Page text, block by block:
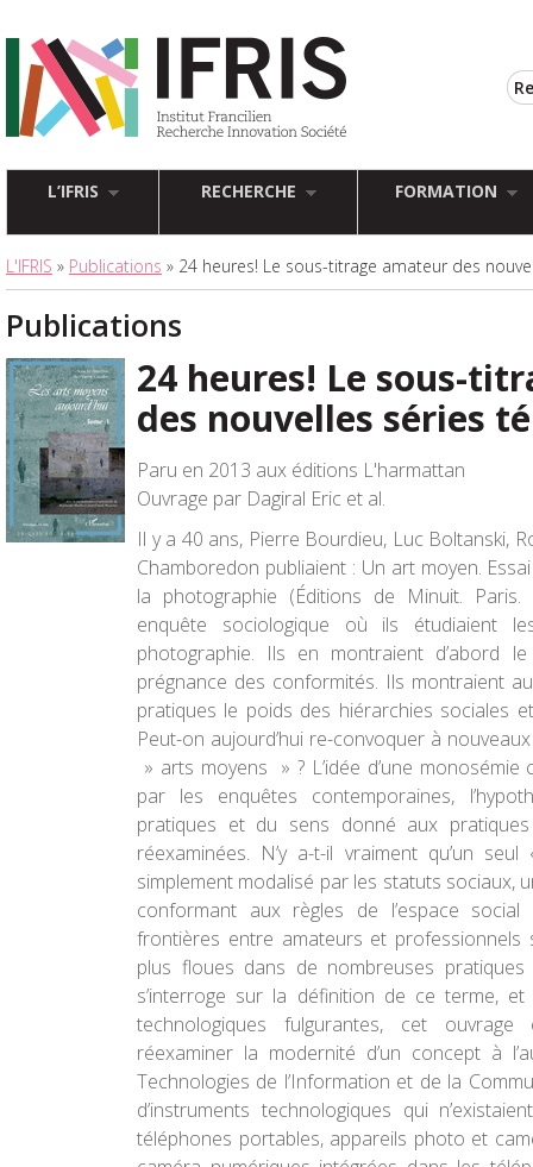
L’IFRIS RECHERCHE FORMATION
L'IFRIS » Publications » 24 heures! Le sous-titrage amateur des
Publications
24 heures! Le sous-
des nouvelles séries
Paru en 2013 aux éditions L'harmattan
Ouvrage par Dagiral Eric et al.
Il y a 40 ans, Pierre Bourdieu, Luc Boltanski,
Chamboredon publiaient : Un art moyen.
la photographie (Éditions de Minuit. Paris.
enquête sociologique où ils étudiaient
photographie. Ils en montraient d’abord
prégnance des conformités. Ils montraient
pratiques le poids des hiérarchies sociales
Peut-on aujourd’hui re-convoquer à
» arts moyens » ? L’idée d’une
par les enquêtes contemporaines,
pratiques et du sens donné aux pratiques
réexaminées. N’y a-t-il vraiment qu’un
simplement modalisé par les statuts sociaux,
conformant aux règles de l’espace
frontières entre amateurs et professionnels
plus floues dans de nombreuses pratiques
s’interroge sur la définition de ce terme, et
technologiques fulgurantes, cet
réexaminer la modernité d’un concept à
Technologies de l’Information et de la
d’instruments technologiques qui
téléphones portables, appareils photo et